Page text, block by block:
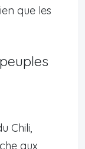
que les
Chili,
aux